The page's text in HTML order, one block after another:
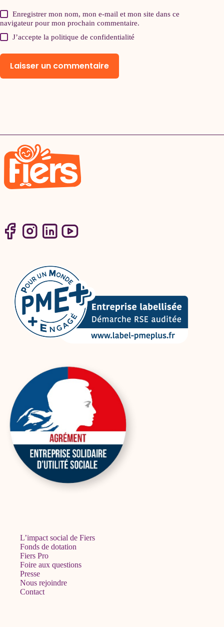
Enregistrer mon nom, mon e-mail et mon site dans ce
navigateur pour mon prochain commentaire.
J’accepte lapolitique de confidentialité
Laisser un commentaire
L’impact social de Fiers
Fonds de dotation
Fiers Pro
Foire aux questions
Presse
Nous rejoindre
Contact